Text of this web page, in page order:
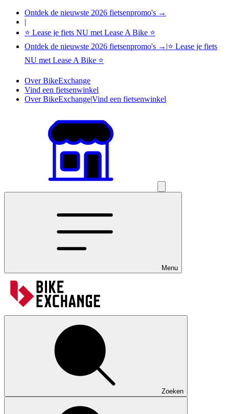
Ontdek de nieuwste 2026 fietsenpromo's →
|
⭐ Lease je fiets NU met Lease A Bike ⭐
Ontdek de nieuwste 2026 fietsenpromo's → |⭐ Lease je fiets
NU met Lease A Bike ⭐
Over BikeExchange
Vind een fietsenwinkel
Over BikeExchange|Vind een fietsenwinkel
Menu
Zoeken